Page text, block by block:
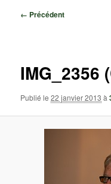
Navigation
← Précédent
IMG_2356
Publié le22 janvier 2013 à